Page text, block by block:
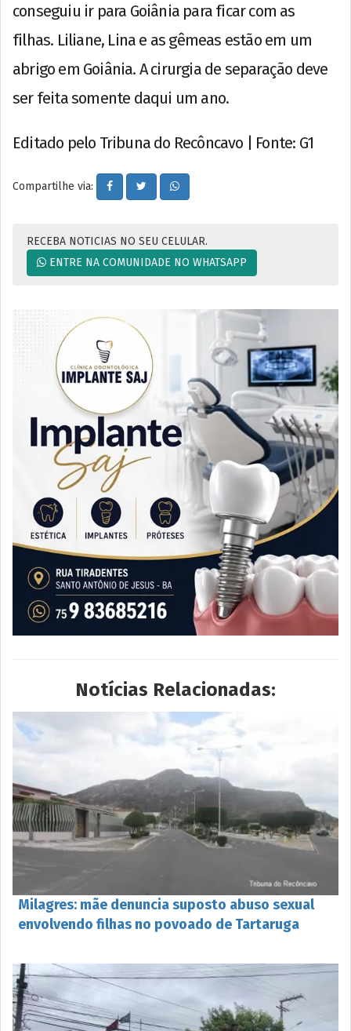
conseguiu ir para Goiânia para ficar com as
filhas. Liliane, Lina e as gêmeas estão em um
abrigo em Goiânia. A cirurgia de separação deve
ser feita somente daqui um ano.
Editado pelo Tribuna do Recôncavo | Fonte: G1
Compartilhe via:
RECEBA NOTICIAS NO SEU CELULAR.
ENTRE NA COMUNIDADE NO WHATSAPP
Notícias Relacionadas:
Milagres: mãe denuncia suposto abuso sexual
envolvendo filhas no povoado de Tartaruga